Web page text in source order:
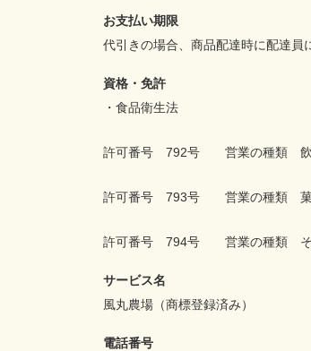
お支払い期限
代引きの場合、商品配達時に配達
資格・免許
・食品衛生法
許可番号 792号 営業の種類 飲
許可番号 793号 営業の種類 菓
許可番号 794号 営業の種類 そ
サービス名
風丸農場（商標登録済み）
電話番号